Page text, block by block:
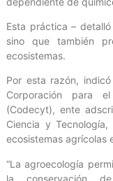
Esta práctica –
sino que también
ecosistemas.
Por esta razón,
Corporación para
(Codecyt), ente
Ciencia y
ecosistemas agrícolas
“La agroecología
la conservación